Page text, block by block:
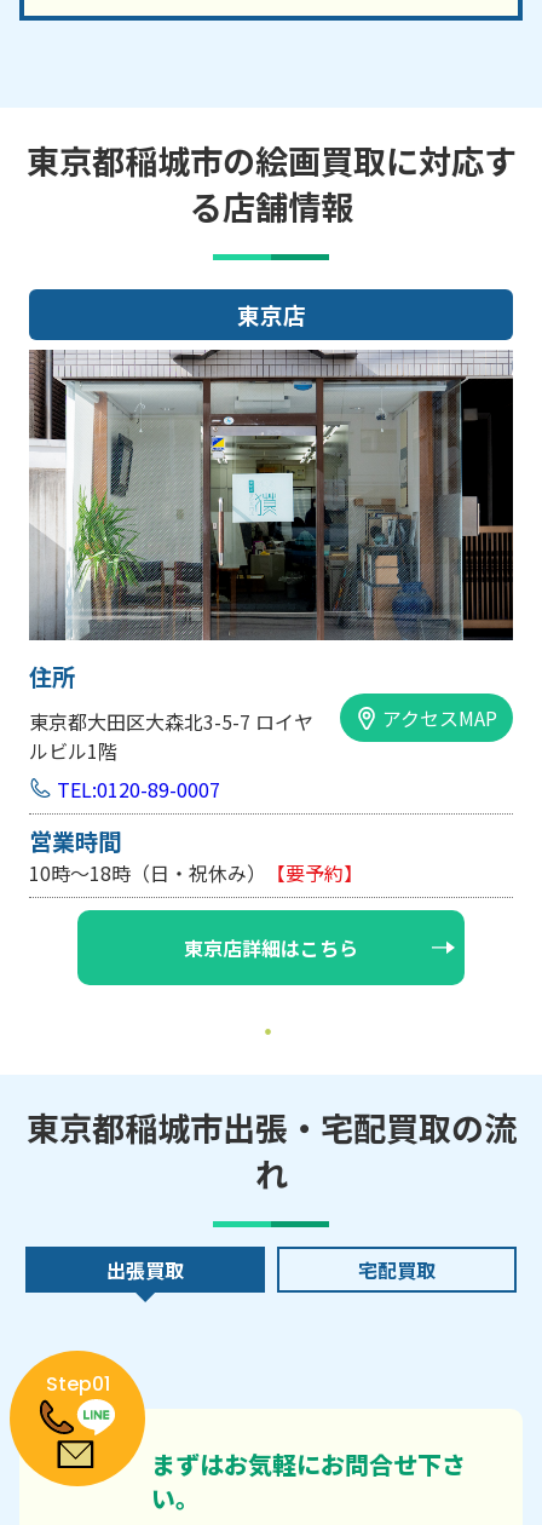
東京都稲城市の絵画買取に対応す
る店舗情報
東京店
住所
東京都大田区大森北3-5-7 ロイヤ
ルビル1階
アクセスMAP
TEL:0120-89-0007
営業時間
10時～18時（日・祝休み） 【要予約】
東京店詳細はこちら
東京都稲城市出張・宅配買取の流
れ
出張買取 宅配買取
Step01
まずはお気軽にお問合せ下さ
い。